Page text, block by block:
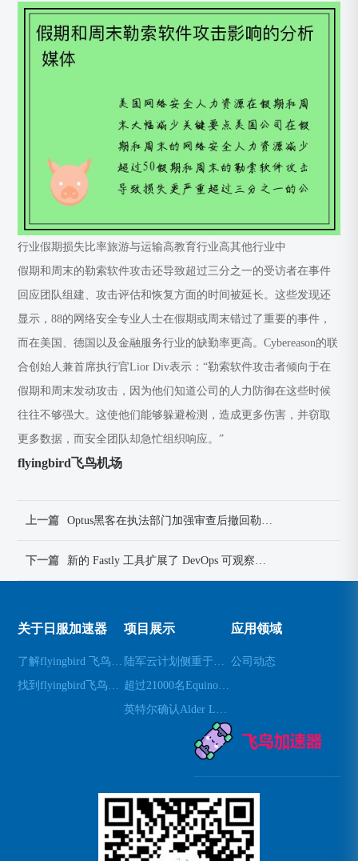
行业假期损失比率旅游与运输高教育行业高其他行业中
假期和周末的勒索软件攻击还导致超过三分之一的受访者在事件
回应团队组建、攻击评估和恢复方面的时间被延长。这些发现还
显示，88的网络安全专业人士在假期或周末错过了重要的事件，
而在美国、德国以及金融服务行业的缺勤率更高。Cybereason的联
合创始人兼首席执行官Lior Div表示：“勒索软件攻击者倾向于在
假期和周末发动攻击，因为他们知道公司的人力防御在这些时候
往往不够强大。这使他们能够躲避检测，造成更多伤害，并窃取
更多数据，而安全团队却急忙组织响应。”
flyingbird飞鸟机场
上一篇
下一篇
关于日服加速器 项目展示 应用领域
公司动态